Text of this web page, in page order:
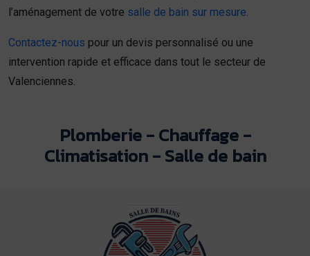
l’aménagement de votre salle de bain sur mesure
Contactez-nous pour un devis personnalisé ou une
intervention rapide et efficace dans tout le secteur de
Valenciennes.
Plomberie - Chauffage -
Climatisation - Salle de bain